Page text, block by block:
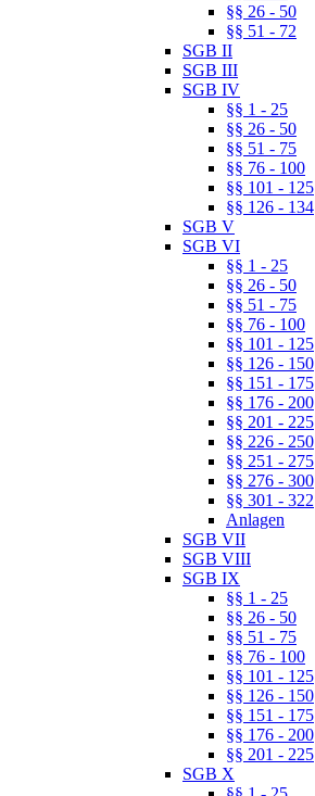
§§ 26 - 50
§§ 51 - 72
SGB II
SGB III
SGB IV
§§ 1 - 25
§§ 26 - 50
§§ 51 - 75
§§ 76 - 100
§§ 101 - 125
§§ 126 - 134
SGB V
SGB VI
§§ 1 - 25
§§ 26 - 50
§§ 51 - 75
§§ 76 - 100
§§ 101 - 125
§§ 126 - 150
§§ 151 - 175
§§ 176 - 200
§§ 201 - 225
§§ 226 - 250
§§ 251 - 275
§§ 276 - 300
§§ 301 - 322
Anlagen
SGB VII
SGB VIII
SGB IX
§§ 1 - 25
§§ 26 - 50
§§ 51 - 75
§§ 76 - 100
§§ 101 - 125
§§ 126 - 150
§§ 151 - 175
§§ 176 - 200
§§ 201 - 225
SGB X